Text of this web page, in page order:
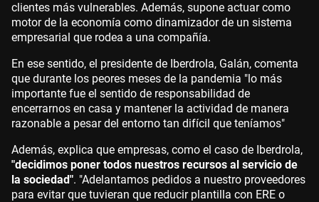
clientes más vulnerables. Además, supone actuar como
motor de la economía como dinamizador de un sistema
empresarial que rodea a una compañía.
En ese sentido, el presidente de Iberdrola, Galán, comenta
que durante los peores meses de la pandemia "lo más
importante fue el sentido de responsabilidad de
encerrarnos en casa y mantener la actividad de manera
razonable a pesar del entorno tan difícil que teníamos"
Además, explica que empresas, como el caso de Iberdrola,
"decidimos poner todos nuestros recursos al servicio de
la sociedad". "Adelantamos pedidos a nuestro proveedores
para evitar que tuvieran que reducir plantilla con ERE o